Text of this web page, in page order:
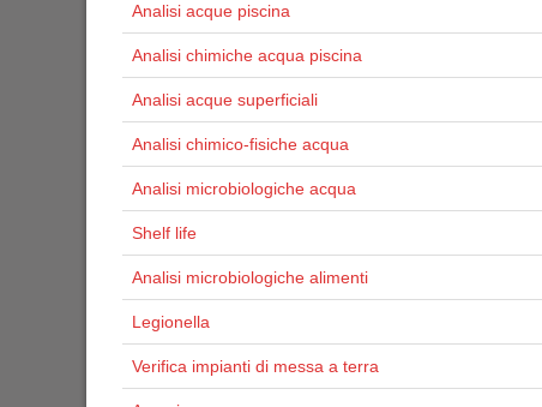
Analisi acque piscina
Analisi chimiche acqua piscina
Analisi acque superficiali
Analisi chimico-fisiche acqua
Analisi microbiologiche acqua
Shelf life
Analisi microbiologiche alimenti
Legionella
Verifica impianti di messa a terra